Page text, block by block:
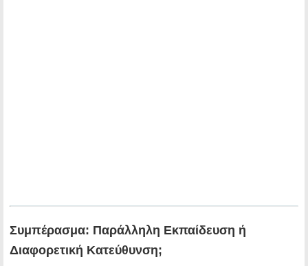
Συμπέρασμα: Παράλληλη Εκπαίδευση ή
Διαφορετική Κατεύθυνση;